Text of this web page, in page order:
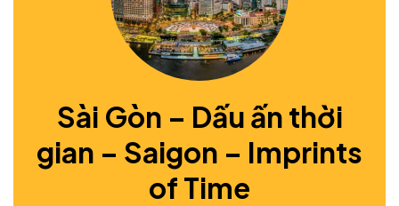
Sài Gòn – Dấu ấn thời
gian – Saigon – Imprints
of Time